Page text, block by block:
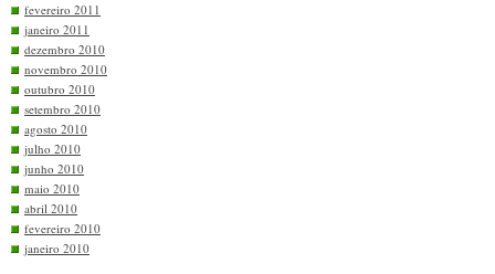
fevereiro 2011
janeiro 2011
dezembro 2010
novembro 2010
outubro 2010
setembro 2010
agosto 2010
julho 2010
junho 2010
maio 2010
abril 2010
fevereiro 2010
janeiro 2010